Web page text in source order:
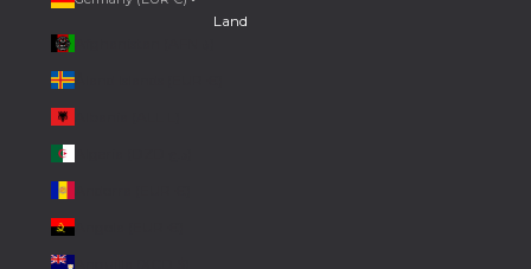
Land
Åland Islands (EUR €)
Angola (EUR €)